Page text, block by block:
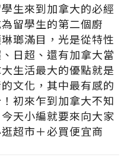
生來到加拿大的必經
留學生的第二個廚
瑯滿目，光是從特性
日超、還有加拿大當
生活最大的優點就是
文化，其中最有感的
初來乍到加拿大不知
天小編就要來向大家
超市＋必買便宜商